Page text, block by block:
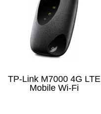
TP-Link M7000 4G LTE
Mobile Wi-Fi